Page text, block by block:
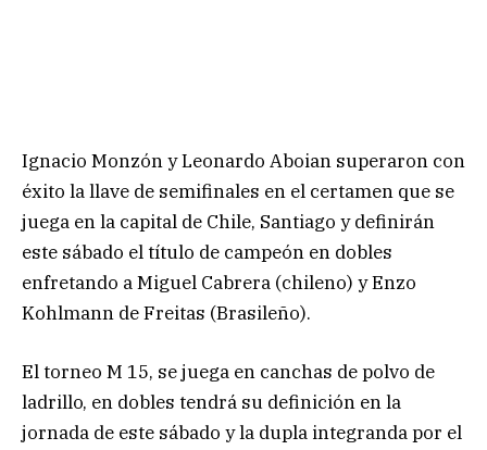
Ignacio Monzón y Leonardo Aboian superaron con
éxito la llave de semifinales en el certamen que se
juega en la capital de Chile, Santiago y definirán
este sábado el título de campeón en dobles
enfretando a Miguel Cabrera (chileno) y Enzo
Kohlmann de Freitas (Brasileño).
El torneo M 15, se juega en canchas de polvo de
ladrillo, en dobles tendrá su definición en la
jornada de este sábado y la dupla integranda por el